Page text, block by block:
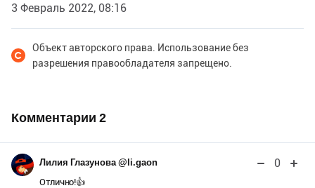
3 Февраль 2022, 08:16
Объект авторского права. Использование без
разрешения правообладателя запрещено.
Комментарии 2
Лилия Глазунова @li.gaon 0
Отлично!👍